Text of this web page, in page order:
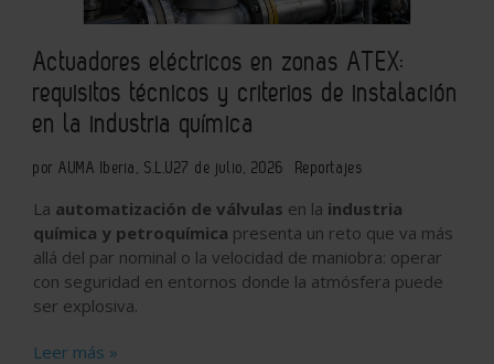
Actuadores eléctricos en zonas ATEX:
requisitos técnicos y criterios de instalación
en la industria química
por AUMA Iberia, S.L.U27 de julio, 2026 Reportajes
La automatización de válvulas en la industria
química y petroquímica presenta un reto que va más
allá del par nominal o la velocidad de maniobra: operar
con seguridad en entornos donde la atmósfera puede
ser explosiva.
Leer más »